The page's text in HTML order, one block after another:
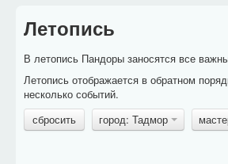
Летопись
В летопись Пандоры заносятся все
Летопись отображается в обратном
несколько событий.
сбросить
город: Тадмор